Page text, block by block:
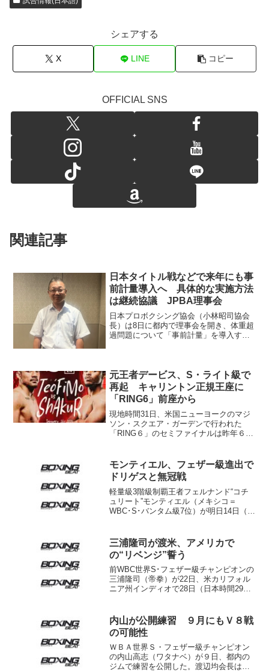
シェアする
X LINE コピー
OFFICIAL SNS
関連記事
日本タイトル戦などで来年にも事
前計量導入へ 具体的な実施方法
は継続協議 JPBA理事会
日本プロボクシング協会（小林昭司協会
長）は8日に都内で理事会を開き、体重超
過問題について「事前計量」を導入する
ずる試合で、具体的な実...
元王者デービス、S・ライト級で
再起 キャリントン正規王座に
「RING6」前座から
現地時間31日、米国ニューヨークのマジ
ソン・スクエア・ガーデンで行われた
「RING６」のセミファイナルは昨年６
超過しＷＢＯ世界ライト級王座を剥奪さ
れ、試合も中止とな...
モンティエル、フェザー級進出で
ドリゲスと無冠戦
軽量級3階級制覇王者フェルナンド“コチ
ュリート”モンティエル（メキシコ＝
WBC･S･バンタム級7位）が明日14日（日
ン）とノンタイトル10回戦を行う。13日
ティファナ...
三浦隆司が渡米、アメリカで
の“リベンジ”誓う
前WBC世界S･フェザー級チャンピオンの
三浦隆司（帝拳）が22日、米カリフォル
ニア州インディオで28日（日本時間29
に出場するため成田空港から渡米した。
三浦がア...
内山が公開練習 ９月にもＶ８戦
の可能性
ＷＢＡ世界Ｓ・フェザー級チャンピオン
の内山高志（ワタナベ）が９日、都内の
ジムで練習を公開した。渡辺均会長はＶ